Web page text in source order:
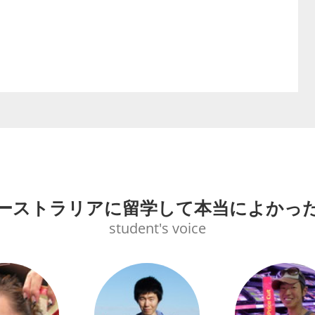
ストラリアに留学して本当によかっ
student's voice